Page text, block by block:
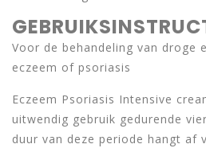
Voor de behandeling van droge
eczeem of psoriasis
Eczeem Psoriasis Intensive
uitwendig gebruik gedurende
duur van deze periode hangt af